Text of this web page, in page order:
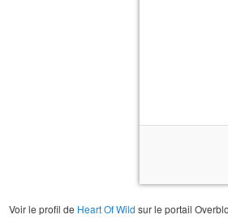
Voir le profil de Heart Of Wild sur le portail